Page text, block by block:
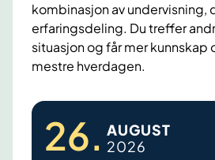
g
s
-
e
kombinasjon av undervisning,
erfaringsdeling. Du treffer
situasjon og får mer kunnskap
mestre hverdagen.
C
26. AUGUST
2026